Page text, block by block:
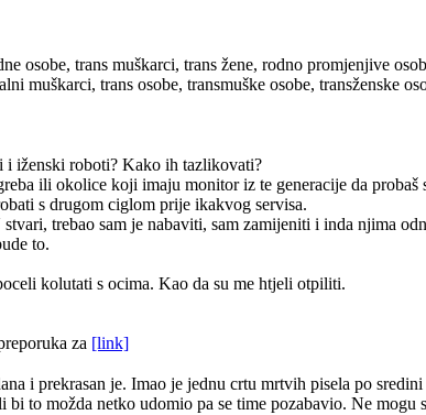
trans muškarci, trans žene, rodno promjenjive
muškarci, trans osobe, transmuške osobe, transženske
i iženski roboti? Kako ih tazlikovati?
ili okolice koji imaju monitor iz te generacije da
s drugom ciglom prije ikakvog servisa.
trebao sam je nabaviti, sam zamijeniti i inda njima
to.
kolutati s ocima. Kao da su me htjeli otpiliti.
za [link]
i prekrasan je. Imao je jednu crtu mrtvih pisela po
to možda netko udomio pa se time pozabavio. Ne mogu